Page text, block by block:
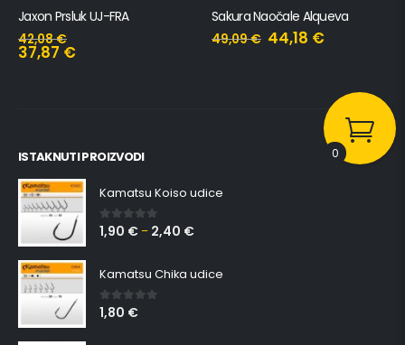
Jaxon Prsluk UJ-FRA
42,08€
37,87 €
Sakura Naočale Alqueva
49,09€ 44,18 €
ISTAKNUTI PROIZVODI
Kamatsu Koiso udice
0 out of 5
1,90 € – 2,40 €
Kamatsu Chika udice
0 out of 5
1,80 €
0